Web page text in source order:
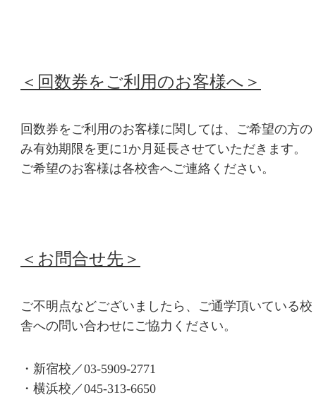
＜回数券をご利用のお客様へ＞
回数券をご利用のお客様に関しては、ご希望の方の
み有効期限を更に1か月延長させていただきます。
ご希望のお客様は各校舎へご連絡ください。
＜お問合せ先＞
ご不明点などございましたら、ご通学頂いている校
舎への問い合わせにご協力ください。
・新宿校／03-5909-2771
・横浜校／045-313-6650